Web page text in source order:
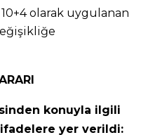
olarak uygulanan
konuyla ilgili
ifadelere yer verildi: